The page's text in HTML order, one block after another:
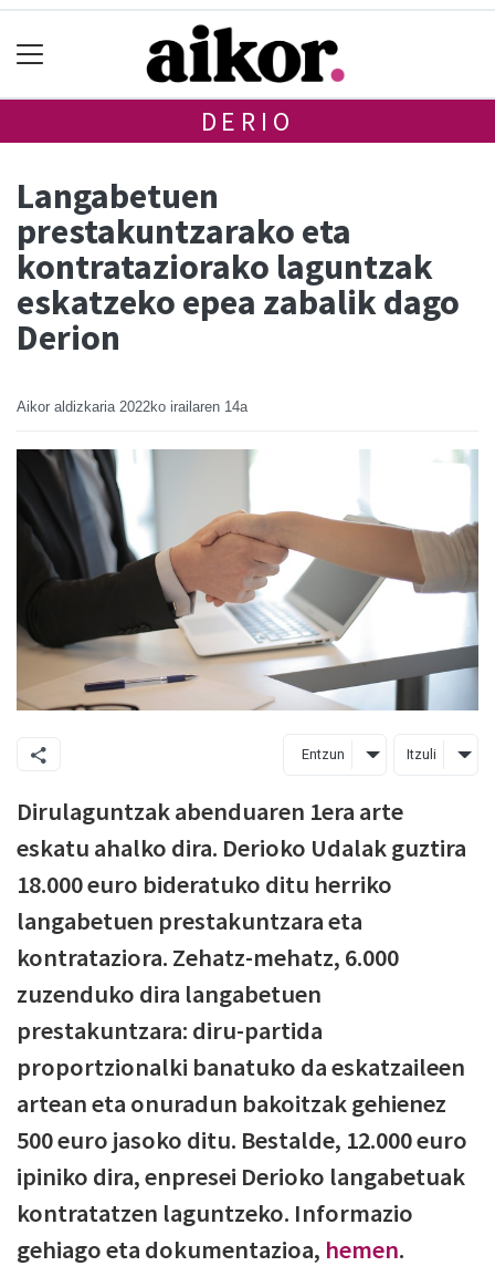
DERIO
Langabetuen
prestakuntzarako eta
kontrataziorako laguntzak
eskatzeko epea zabalik dago
Derion
Aikor aldizkaria 2022ko irailaren 14a
Entzun Itzuli
Dirulaguntzak abenduaren 1era arte
eskatu ahalko dira. Derioko Udalak guztira
18.000 euro bideratuko ditu herriko
langabetuen prestakuntzara eta
kontrataziora. Zehatz-mehatz, 6.000
zuzenduko dira langabetuen
prestakuntzara: diru-partida
proportzionalki banatuko da eskatzaileen
artean eta onuradun bakoitzak gehienez
500 euro jasoko ditu. Bestalde, 12.000 euro
ipiniko dira, enpresei Derioko langabetuak
kontratatzen laguntzeko. Informazio
gehiago eta dokumentazioa, hemen.